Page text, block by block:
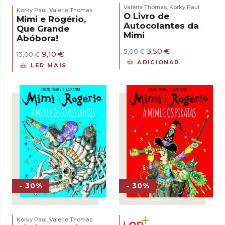
Korky Paul Valerie Thomas
Mimi e Rogério,
Que Grande
Abóbora!
13,00€ O
preço
original
13,00 €.
9,10 €
preço
atual
9,10 €.
LER MAIS
Valerie Thomas, Korky Paul
O Livro de
Autocolantes da
Mimi
5,00€ O
preço
original
5,00 €.
3,50 €O
preço
atual
3,50 €.
ADICIONAR
- 30%
Korky Paul Valerie Thomas
- 30%